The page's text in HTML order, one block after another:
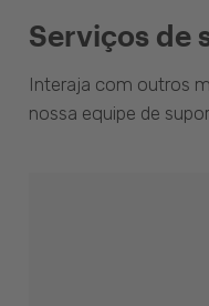
Serviços de
Interaja com outros
nossa equipe de